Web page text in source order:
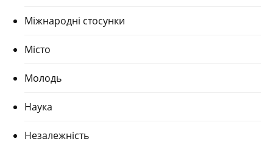
Міжнародні стосунки
Місто
Молодь
Наука
Незалежність